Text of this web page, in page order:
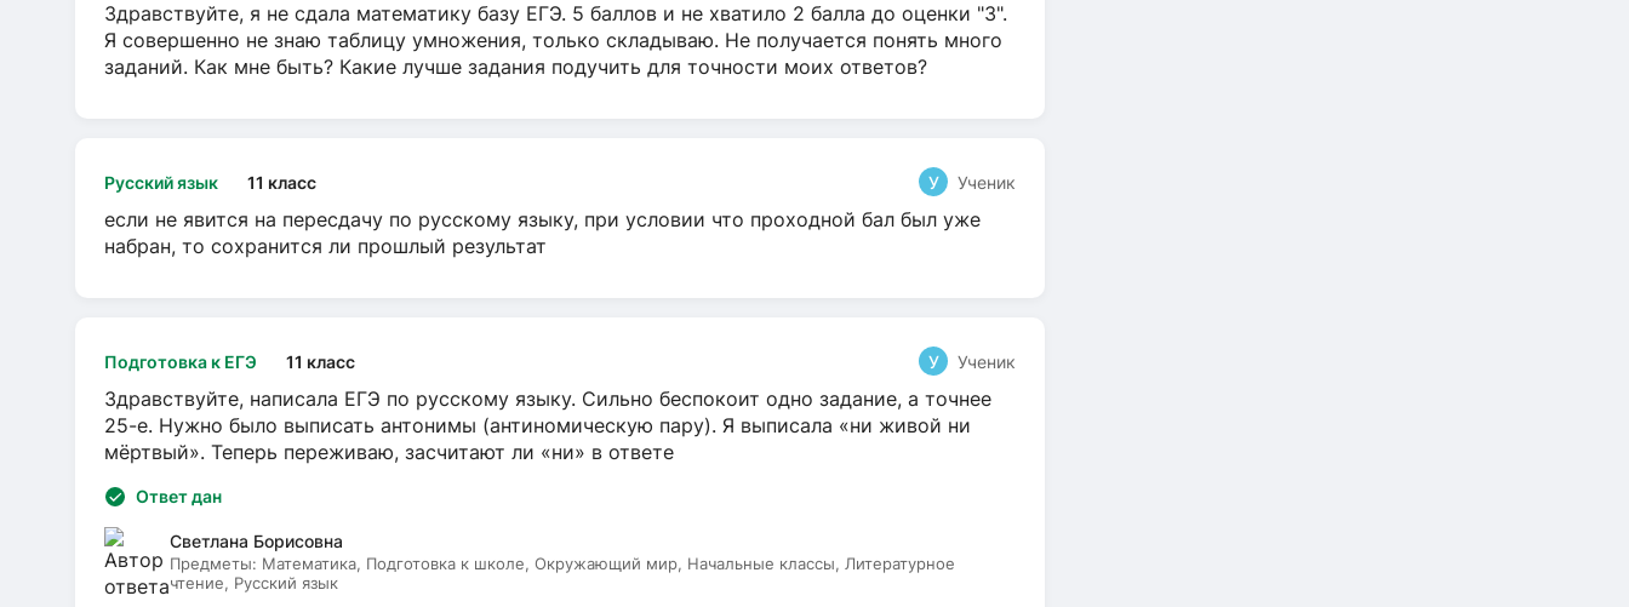
Здравствуйте, я не сдала математику базу ЕГЭ. 5 баллов и не хватило 2 балла до оценки "3".
Я совершенно не знаю таблицу умножения, только складываю. Не получается понять много
заданий. Как мне быть? Какие лучше задания подучить для точности моих ответов?
Русский язык 11 класс У Ученик
если не явится на пересдачу по русскому языку, при условии что проходной бал был уже
набран, то сохранится ли прошлый результат
Подготовка к ЕГЭ 11 класс У Ученик
Здравствуйте, написала ЕГЭ по русскому языку. Сильно беспокоит одно задание, а точнее
25-е. Нужно было выписать антонимы (антиномическую пару). Я выписала «ни живой ни
мёртвый». Теперь переживаю, засчитают ли «ни» в ответе
Ответ дан
Светлана Борисовна
Предметы: Математика, Подготовка к школе, Окружающий мир, Начальные классы, Литературное
чтение, Русский язык